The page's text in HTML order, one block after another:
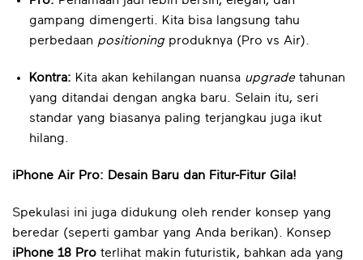
gampang dimengerti. Kita bisa langsung tahu
perbedaan positioningproduknya (Pro vs Air).
Kontra: Kita akan kehilangan nuansa upgradetahunan
yang ditandai dengan angka baru. Selain itu, seri
standar yang biasanya paling terjangkau juga ikut
hilang.
iPhone Air Pro: Desain Baru dan Fitur-Fitur Gila!
Spekulasi ini juga didukung oleh render konsep yang
beredar (seperti gambar yang Anda berikan). Konsep
iPhone 18 Pro terlihat makin futuristik, bahkan ada yang